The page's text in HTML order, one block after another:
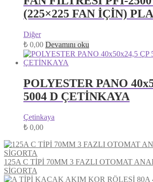
(225×225 FAN İÇİN)
Diğer
₺ 0,00 Devamını oku
POLYESTER PANO
5004 D ÇETİNKAYA
Çetinkaya
₺ 0,00
125A C TİPİ 70MM 3 FAZLI OTOMAT
SİGORTA